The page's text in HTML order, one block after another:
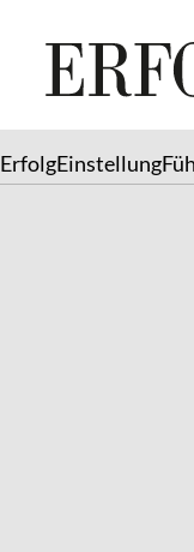
ErfolgEinstellung